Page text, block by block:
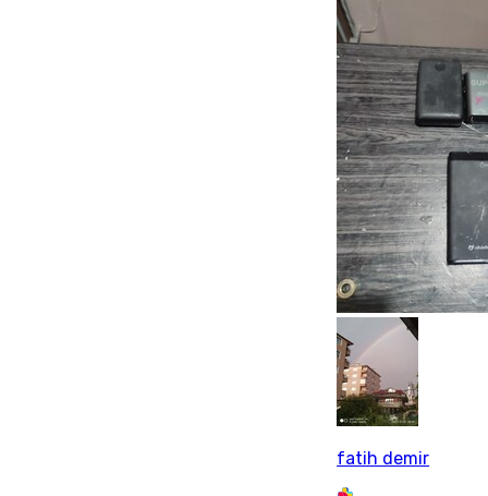
fatih demir